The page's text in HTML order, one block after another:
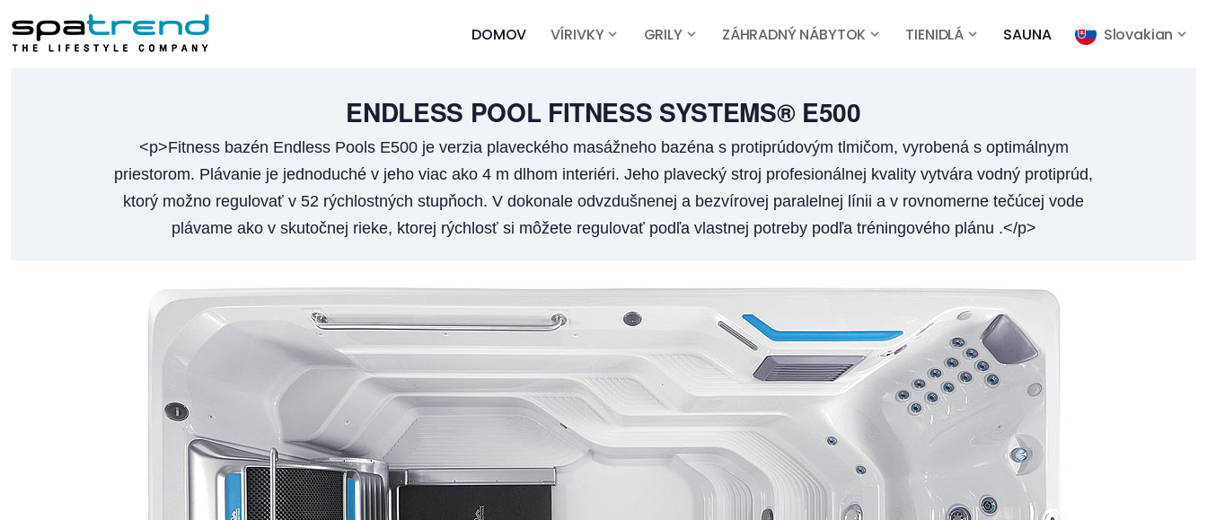
DOMOV VÍRIVKY GRILY ZÁHRADNÝ NÁBYTOK TIENIDLÁ SAUNA Slovakian
ENDLESS POOL FITNESS SYSTEMS® E500
<p>Fitness bazén Endless Pools E500 je verzia plaveckého masážneho bazéna s protiprúdovým tlmičom, vyrobená s optimálnym
priestorom. Plávanie je jednoduché v jeho viac ako 4 m dlhom interiéri. Jeho plavecký stroj profesionálnej kvality vytvára vodný protiprúd,
ktorý možno regulovať v 52 rýchlostných stupňoch. V dokonale odvzdušnenej a bezvírovej paralelnej línii a v rovnomerne tečúcej vode
plávame ako v skutočnej rieke, ktorej rýchlosť si môžete regulovať podľa vlastnej potreby podľa tréningového plánu .</p>